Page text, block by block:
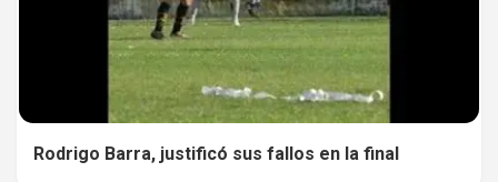
Rodrigo Barra, justificó sus fallos en la final